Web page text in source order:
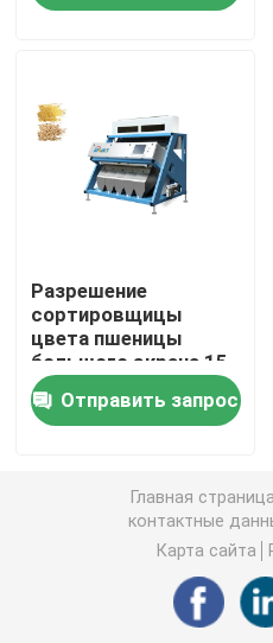
сортировщица цвета
Сортировщица цвета
сортировщица цвета
Кофейные зерна красят
сортировщица цвета
Чокнутая
Разрешение
сортировщицы
цвета пшеницы
большого экрана 15
дюймов высокое
Отправить запрос
Главная страница
контактные
Карта сайта